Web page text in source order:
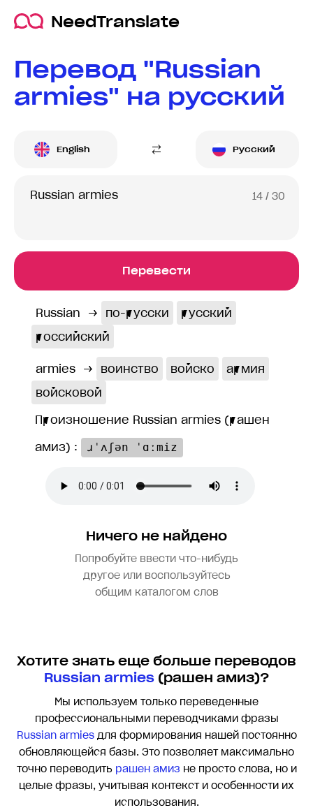
NeedTranslate
Перевод "Russian
armies" на русский
English Русский
14 / 30
Перевести
Russian → по-русски
русский
российский
armies → воинство войско
армия
войсковой
Произношение Russian armies (рашен
амиз) :
ɹˈʌʃən ˈɑːmiz
Ничего не найдено
Попробуйте ввести что-нибудь
другое или воспользуйтесь
общим каталогом слов
Хотите знать еще больше переводов
Russian armies(рашен амиз)?
Мы используем только переведенные
профессиональными переводчиками фразы
Russian armiesдля формирования нашей постоянно
обновляющейся базы. Это позволяет максимально
точно переводить рашен амиз не просто слова, но и
целые фразы, учитывая контекст и особенности их
использования.